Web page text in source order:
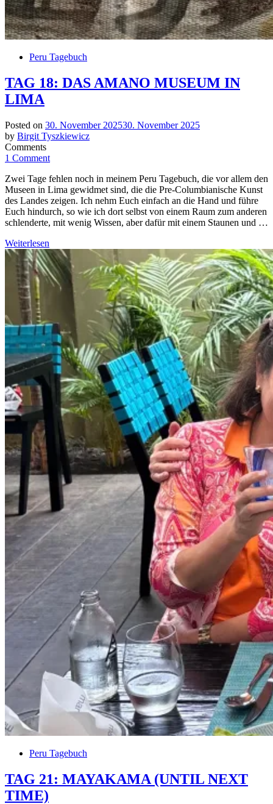
Peru Tagebuch
TAG 18: DAS AMANO MUSEUM IN
LIMA
Posted on 30. November 202530. November 2025
by Birgit Tyszkiewicz
Comments
1 Comment
Zwei Tage fehlen noch in meinem Peru Tagebuch, die vor allem den
Museen in Lima gewidmet sind, die die Pre-Columbianische Kunst
des Landes zeigen. Ich nehm Euch einfach an die Hand und führe
Euch hindurch, so wie ich dort selbst von einem Raum zum anderen
schlenderte, mit wenig Wissen, aber dafür mit einem Staunen und …
Weiterlesen
Peru Tagebuch
TAG 21: MAYAKAMA (UNTIL NEXT
TIME)